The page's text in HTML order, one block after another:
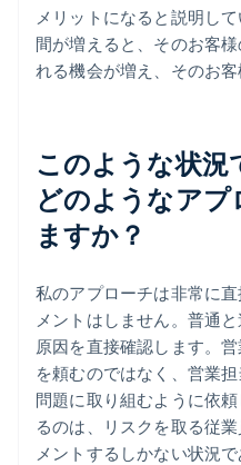
メリットになると説明し
間が増えると、そのお客
れる機会が増え、そのお
このような状況
どのようなア
ますか？
私のアプローチは非常に
メントはしません。普通
原因を直接確認します。
を頼むのではなく、営業
問題に取り組むように依
るのは、リスクを取る従
メントするしかない状況